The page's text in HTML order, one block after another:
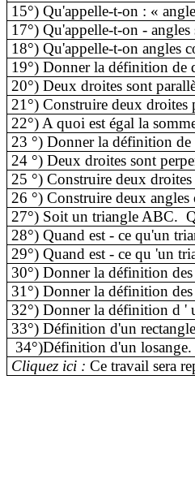
15°) Qu'appelle-t-on : «
17°) Qu'appelle-t-on - angles
18°) Qu'appelle-t-on angles
19°) Donner la définition de
20°) Deux droites sont
21°) Construire deux droites
22°) A quoi est égal la
23 °) Donner la définition
24 °) Deux droites sont
25 °) Construire deux
26 °) Construire deux angles
27°) Soit un triangle ABC.
28°) Quand est -ce qu'un
29°) Quand est -ce qu 'un
30°) Donner la définition
31°) Donner la définition des
32°) Donner la définition d '
33°) Définition d'un rectangle
34°)Définition d'un losange.
Cliquez ici : Ce travail sera